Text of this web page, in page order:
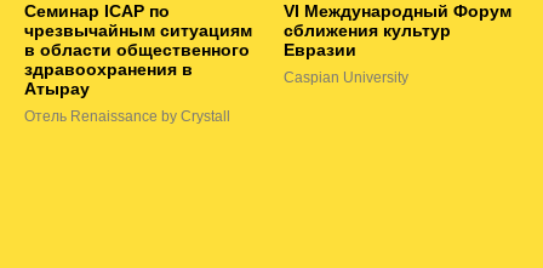
Семинар ICAP по
чрезвычайным ситуациям
в области общественного
здравоохранения в
Атырау
Отель Renaissance by Crystall
VI Международный Форум
сближения культур
Евразии
Caspian University